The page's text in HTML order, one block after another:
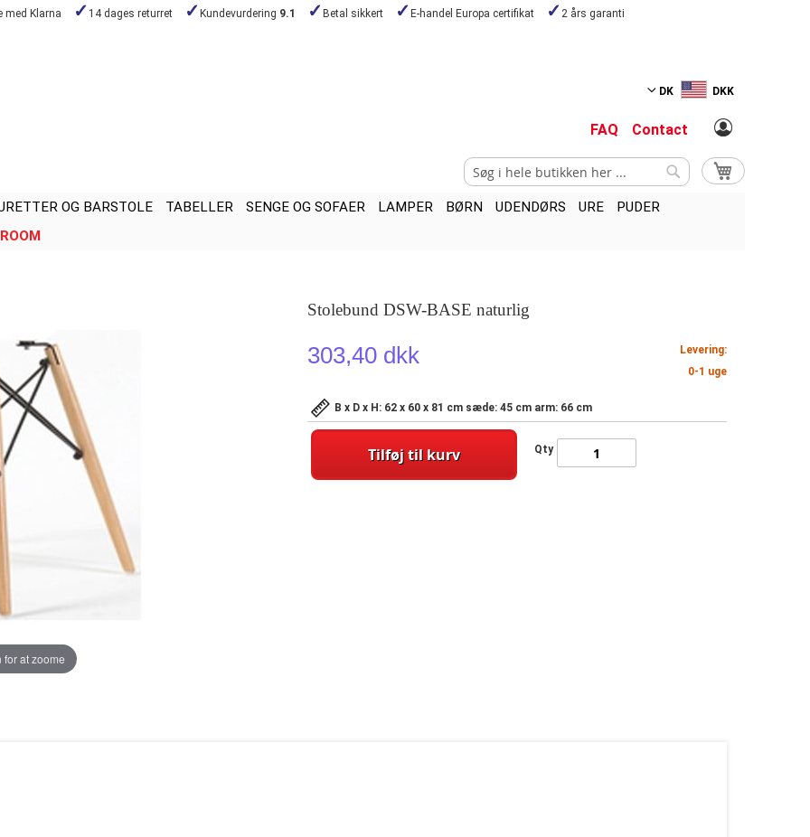
med Klarna 14 dages returret Kundevurdering 9.1 Betal sikkert E-handel Europa certifikat 2 års garanti
DK DKK
FAQ Contact
My Cart
Search
OG BARSTOLE TABELLER SENGE OG SOFAER LAMPER BØRN UDENDØRS URE
PUDER
Stolebund DSW-BASE naturlig
303,40 dkk
Levering:
0-1 uge
B x D x H: 62 x 60 x 81 cm sæde: 45 cm arm: 66 cm
Qty
Tilføj til kurv
at zoome